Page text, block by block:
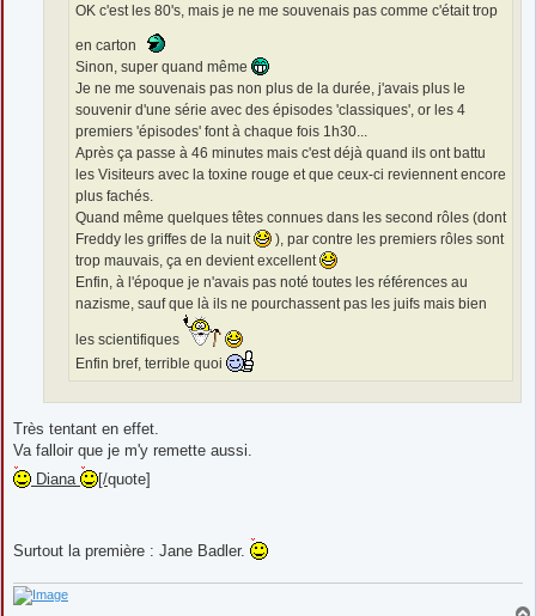
OK c'est les 80's, mais je ne me souvenais pas comme c'était trop
en carton
Sinon, super quand même
Je ne me souvenais pas non plus de la durée, j'avais plus le
souvenir d'une série avec des épisodes 'classiques', or les 4
premiers 'épisodes' font à chaque fois 1h30...
Après ça passe à 46 minutes mais c'est déjà quand ils ont battu
les Visiteurs avec la toxine rouge et que ceux-ci reviennent encore
plus fachés.
Quand même quelques têtes connues dans les second rôles (dont
Freddy les griffes de la nuit
), par contre les premiers rôles sont
trop mauvais, ça en devient excellent
Enfin, à l'époque je n'avais pas noté toutes les références au
nazisme, sauf que là ils ne pourchassent pas les juifs mais bien
les scientifiques
Enfin bref, terrible quoi
Très tentant en effet.
Va falloir que je m'y remette aussi.
Diana
[/quote]
Surtout la première : Jane Badler.